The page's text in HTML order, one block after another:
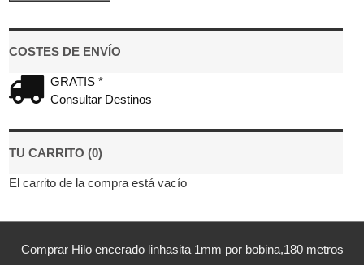
COSTES DE ENVÍO
GRATIS *
Consultar Destinos
TU CARRITO (0)
El carrito de la compra está vacío
Comprar Hilo encerado linhasita 1mm por bobina,180 metros